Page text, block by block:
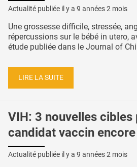
Actualité publiée il y a 9 années 2 mois
Une grossesse difficile, stressée,
répercussions sur le bébé in utero,
étude publiée dans le Journal of
LIRE LA SUITE
VIH: 3 nouvelles cibles
candidat vaccin
Actualité publiée il y a 9 années 2 mois